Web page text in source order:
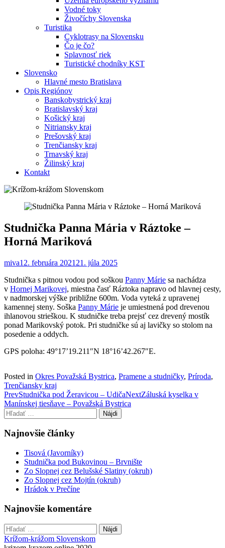
Vodné toky
Živočíchy Slovenska
Turistika
Cyklotrasy na Slovensku
Čo je čo?
Splavnosť riek
Turistické chodníky KST
Slovensko
Hlavné mesto Bratislava
Opis Regiónov
Banskobystrický kraj
Bratislavský kraj
Košický kraj
Nitriansky kraj
Prešovský kraj
Trenčiansky kraj
Trnavský kraj
Žilinský kraj
Kontakt
Studnička Panna Mária v Ráztoke –
Horná Mariková
miva12. februára 2021 21. júla 2025
Studnička s pitnou vodou pod soškou Panny Márie sa nachádza
v Hornej Marikovej, miestna časť Ráztoka napravo od hlavnej cesty,
v nadmorskej výške približne 600m. Voda vyteká z upravenej
kamennej steny. Soška Panny Márie je umiestnená pod drevenou
ihlanovou strieškou. K studničke treba prejsť cez drevený mostík
ponad Marikovský potok. Pri studničke sú aj lavičky so stolom na
posedenie a oddych.
GPS poloha: 49°17’19.211″N 18°16’42.267″E.
Posted in Okres Považská Bystrica, Pramene a studničky, Príroda,
Trenčiansky kraj
Post
navigation
PrevStudnička pod Žeravicou – UdičaNextZáluská kyselka v
Manínskej tiesňave – Považská Bystrica
Hľadať:
Najnovšie články
Tisová (Javorníky)
Studnička pod Bukovinou – Brvnište
Zo Slopnej cez Belušské Slatiny (okruh)
Zo Slopnej cez Mojtín (okruh)
Hrádok v Prečíne
Najnovšie komentáre
Hľadať:
Krížom-krážom Slovenskom